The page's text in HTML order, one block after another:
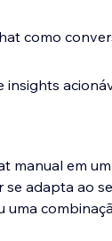
como
manual em
se adapta ao
uma